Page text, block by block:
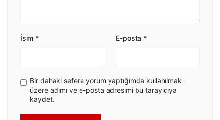
İsim * E-posta *
Bir dahaki sefere yorum yaptığımda kullanılmak
üzere adımı ve e-posta adresimi bu tarayıcıya
kaydet.